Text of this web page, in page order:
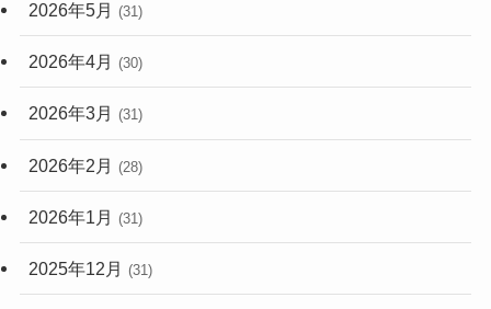
2026年5月 (31)
2026年4月 (30)
2026年3月 (31)
2026年2月 (28)
2026年1月 (31)
2025年12月 (31)